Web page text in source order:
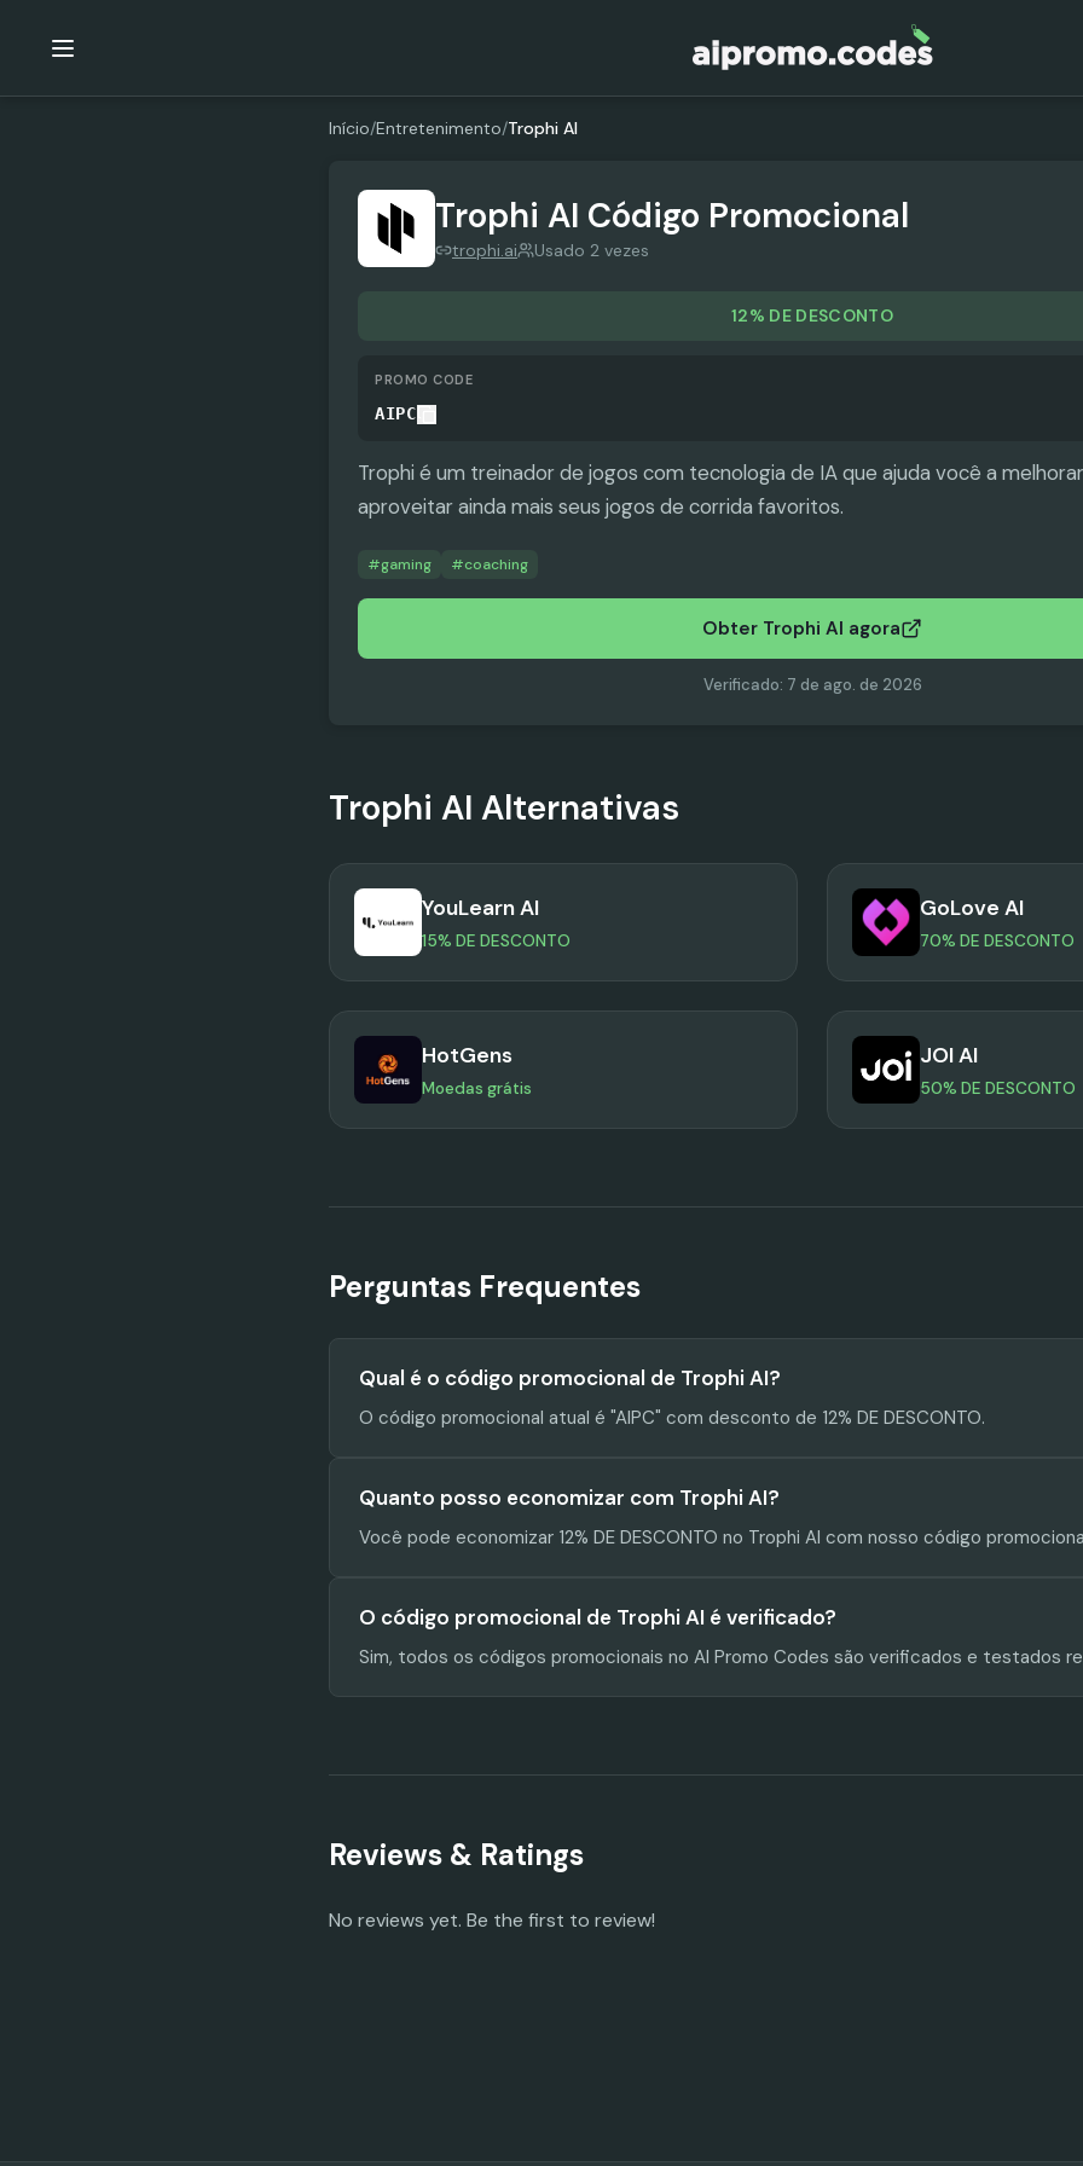
Início/Entretenimento/Trophi AI
Trophi AI Código Promocional
trophi.ai Usado 2 vezes
12% DE DESCONTO
PROMO CODE
AIPC
Trophi é um treinador de jogos com tecnologia de IA que ajuda você a
aproveitar ainda mais seus jogos de corrida favoritos.
#gaming #coaching
Obter Trophi AI agora
Verificado: 7 de ago. de 2026
Trophi AI Alternativas
YouLearn AI
15% DE DESCONTO
GoLove AI
70% DE DESCONTO
HotGens
Moedas grátis
JOI AI
50% DE DESCONTO
Perguntas Frequentes
Qual é o código promocional de Trophi AI?
O código promocional atual é "AIPC" com desconto de 12% DE DESCONTO.
Quanto posso economizar com Trophi AI?
Você pode economizar 12% DE DESCONTO no Trophi AI com nosso código
O código promocional de Trophi AI é verificado?
Sim, todos os códigos promocionais no AI Promo Codes são verificados e testados
Reviews & Ratings
No reviews yet. Be the first to review!